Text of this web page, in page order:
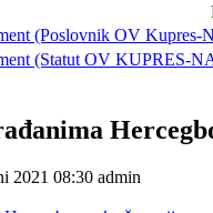
2021 08:30 admin